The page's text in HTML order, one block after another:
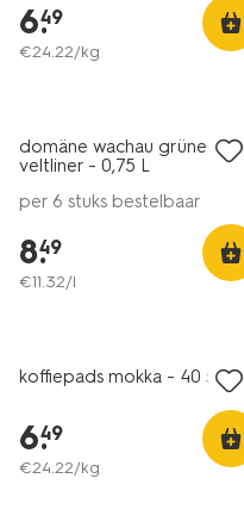
6.
49
€24.22/kg
9
domäne wachau grüner
veltliner - 0,75 L
per 6 stuks bestelbaar
8.
49
€11.32/l
koffiepads mokka - 40 stuks
6.
49
€24.22/kg